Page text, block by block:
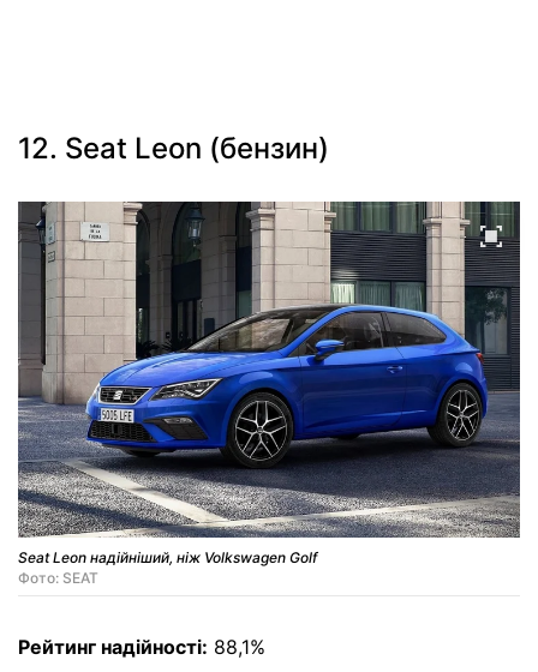
12. Seat Leon (бензин)
Seat Leon надійніший, ніж Volkswagen Golf
Фото: SEAT
Рейтинг надійності: 88,1%